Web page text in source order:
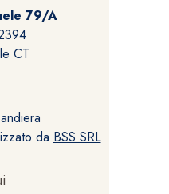
79/A
CT
da BSS SRL